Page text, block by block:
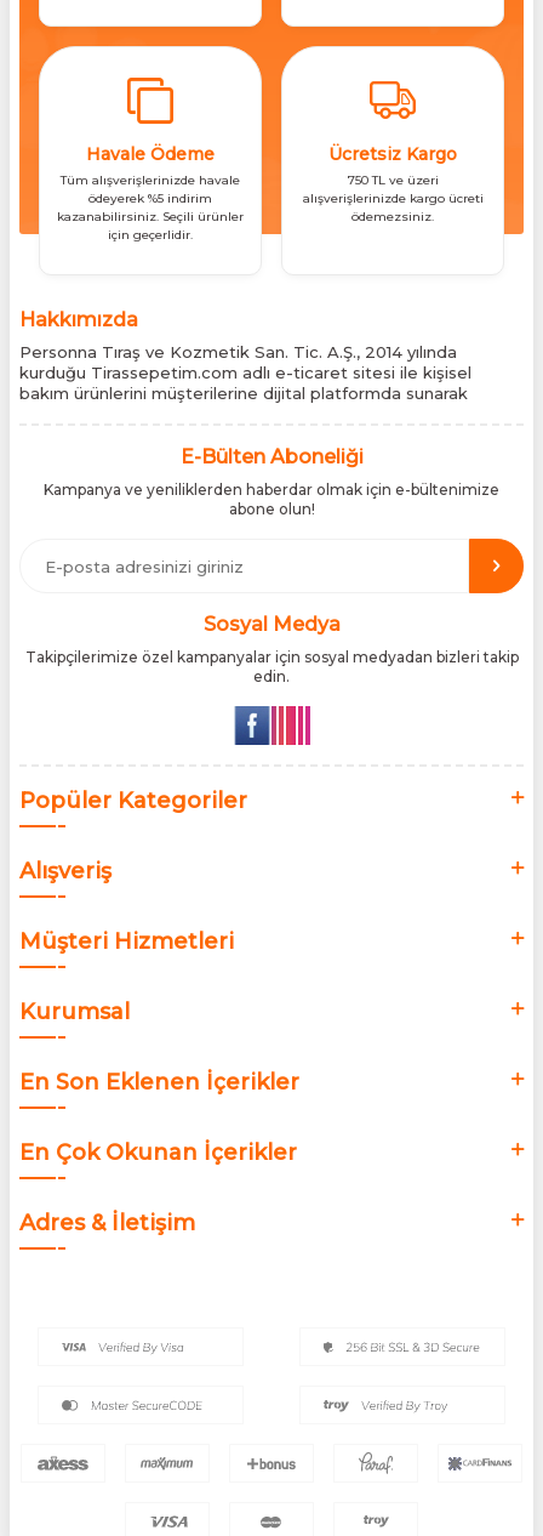
Havale Ödeme
Tüm alışverişlerinizde havale
ödeyerek %5 indirim
kazanabilirsiniz. Seçili ürünler
için geçerlidir.
Ücretsiz Kargo
750 TL ve üzeri
alışverişlerinizde kargo ücreti
ödemezsiniz.
Hakkımızda
Personna Tıraş ve Kozmetik San. Tic. A.Ş., 2014 yılında
kurduğu Tirassepetim.com adlı e-ticaret sitesi ile kişisel
bakım ürünlerini müşterilerine dijital platformda sunarak
siteleri arasında yer almaktadır. Türkiye’de Cantu, Wilkinson
distribütörlüğünü yürütüyor, bu markaların tüm ürünlerini ithal
etmektedir. Tüm ithalat süreçlerimizde orijinallik belgeleri ve
üretici iş birlikleriyle çalışarak, ürünlerin en güvenilir şekilde
Türkiye pazarına ulaşmasını sağlıyoruz. Amacımız, dünya
genelinde milyonlarca kullanıcıya hitap eden bu markaları,
Türk tüketicilerle doğrudan, güvenli ve orijinal bir şekilde
E-Bülten Aboneliği
Kampanya ve yeniliklerden haberdar olmak için e-bültenimize
abone olun!
Sosyal Medya
Takipçilerimize özel kampanyalar için sosyal medyadan bizleri takip
edin.
Popüler Kategoriler
Alışveriş
Müşteri Hizmetleri
Kurumsal
En Son Eklenen İçerikler
En Çok Okunan İçerikler
Adres & İletişim